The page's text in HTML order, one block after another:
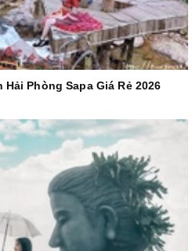
Phòng Sapa Giá Rẻ 2026